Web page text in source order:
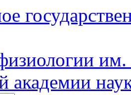
академии